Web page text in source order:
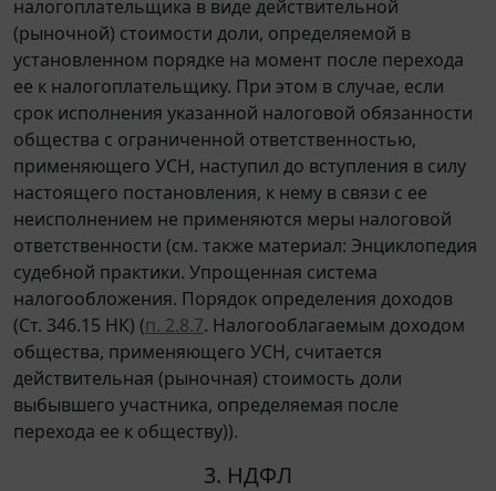
налогоплательщика в виде действительной
(рыночной) стоимости доли, определяемой в
установленном порядке на момент после перехода
ее к налогоплательщику. При этом в случае, если
срок исполнения указанной налоговой обязанности
общества с ограниченной ответственностью,
применяющего УСН, наступил до вступления в силу
настоящего постановления, к нему в связи с ее
неисполнением не применяются меры налоговой
ответственности (см. также материал: Энциклопедия
судебной практики. Упрощенная система
налогообложения. Порядок определения доходов
(Ст. 346.15 НК) (п. 2.8.7. Налогооблагаемым доходом
общества, применяющего УСН, считается
действительная (рыночная) стоимость доли
выбывшего участника, определяемая после
перехода ее к обществу)).
3. НДФЛ